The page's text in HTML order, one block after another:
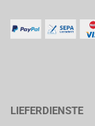
LIEFERDIENSTE